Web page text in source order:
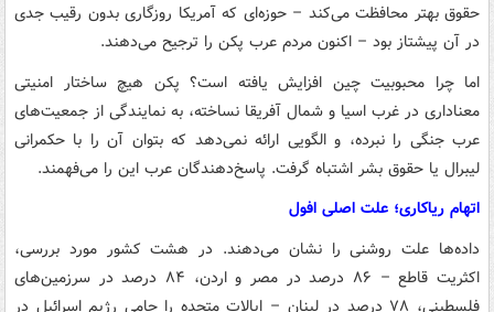
حقوق بهتر محافظت می‌کند – حوزه‌ای که آمریکا روزگاری بدون رقیب جدی
در آن پیشتاز بود – اکنون مردم عرب پکن را ترجیح می‌دهند.
اما چرا محبوبیت چین افزایش یافته است؟ پکن هیچ ساختار امنیتی
معناداری در غرب اسیا و شمال آفریقا نساخته، به نمایندگی از جمعیت‌های
عرب جنگی را نبرده، و الگویی ارائه نمی‌دهد که بتوان آن را با حکمرانی
لیبرال یا حقوق بشر اشتباه گرفت. پاسخ‌دهندگان عرب این را می‌فهمند.
اتهام ریاکاری؛ علت اصلی افول
داده‌ها علت روشنی را نشان می‌دهند. در هشت کشور مورد بررسی،
اکثریت قاطع – ۸۶ درصد در مصر و اردن، ۸۴ درصد در سرزمین‌های
فلسطینی، ۷۸ درصد در لبنان – ایالات متحده را حامی رژیم اسرائیل در